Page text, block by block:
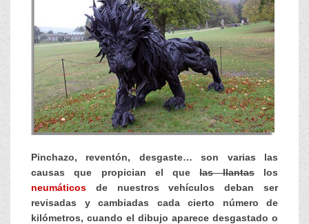
Pinchazo, reventón, desgaste… son varias las
causas que propician el quelas llantas
los
neumáticos de nuestros vehículos deban ser
revisadas y cambiadas cada cierto número de
kilómetros, cuando el dibujo aparece desgastado o